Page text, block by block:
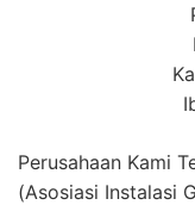
Perusahaan Kami
(Asosiasi Instalasi